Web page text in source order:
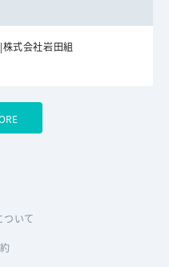
式会社岩田組
ついて